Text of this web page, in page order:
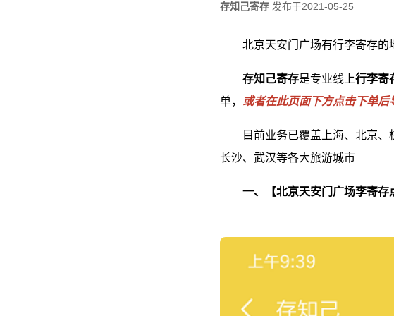
存知己寄存 发布于2021-05-25
北京天安门广场有行李寄存的
存知己寄存是专业线上行李寄
单， 或者在此页面下方点击下单后
目前业务已覆盖上海、北京
长沙、武汉等各大旅游城市
一、【北京天安门广场李寄存